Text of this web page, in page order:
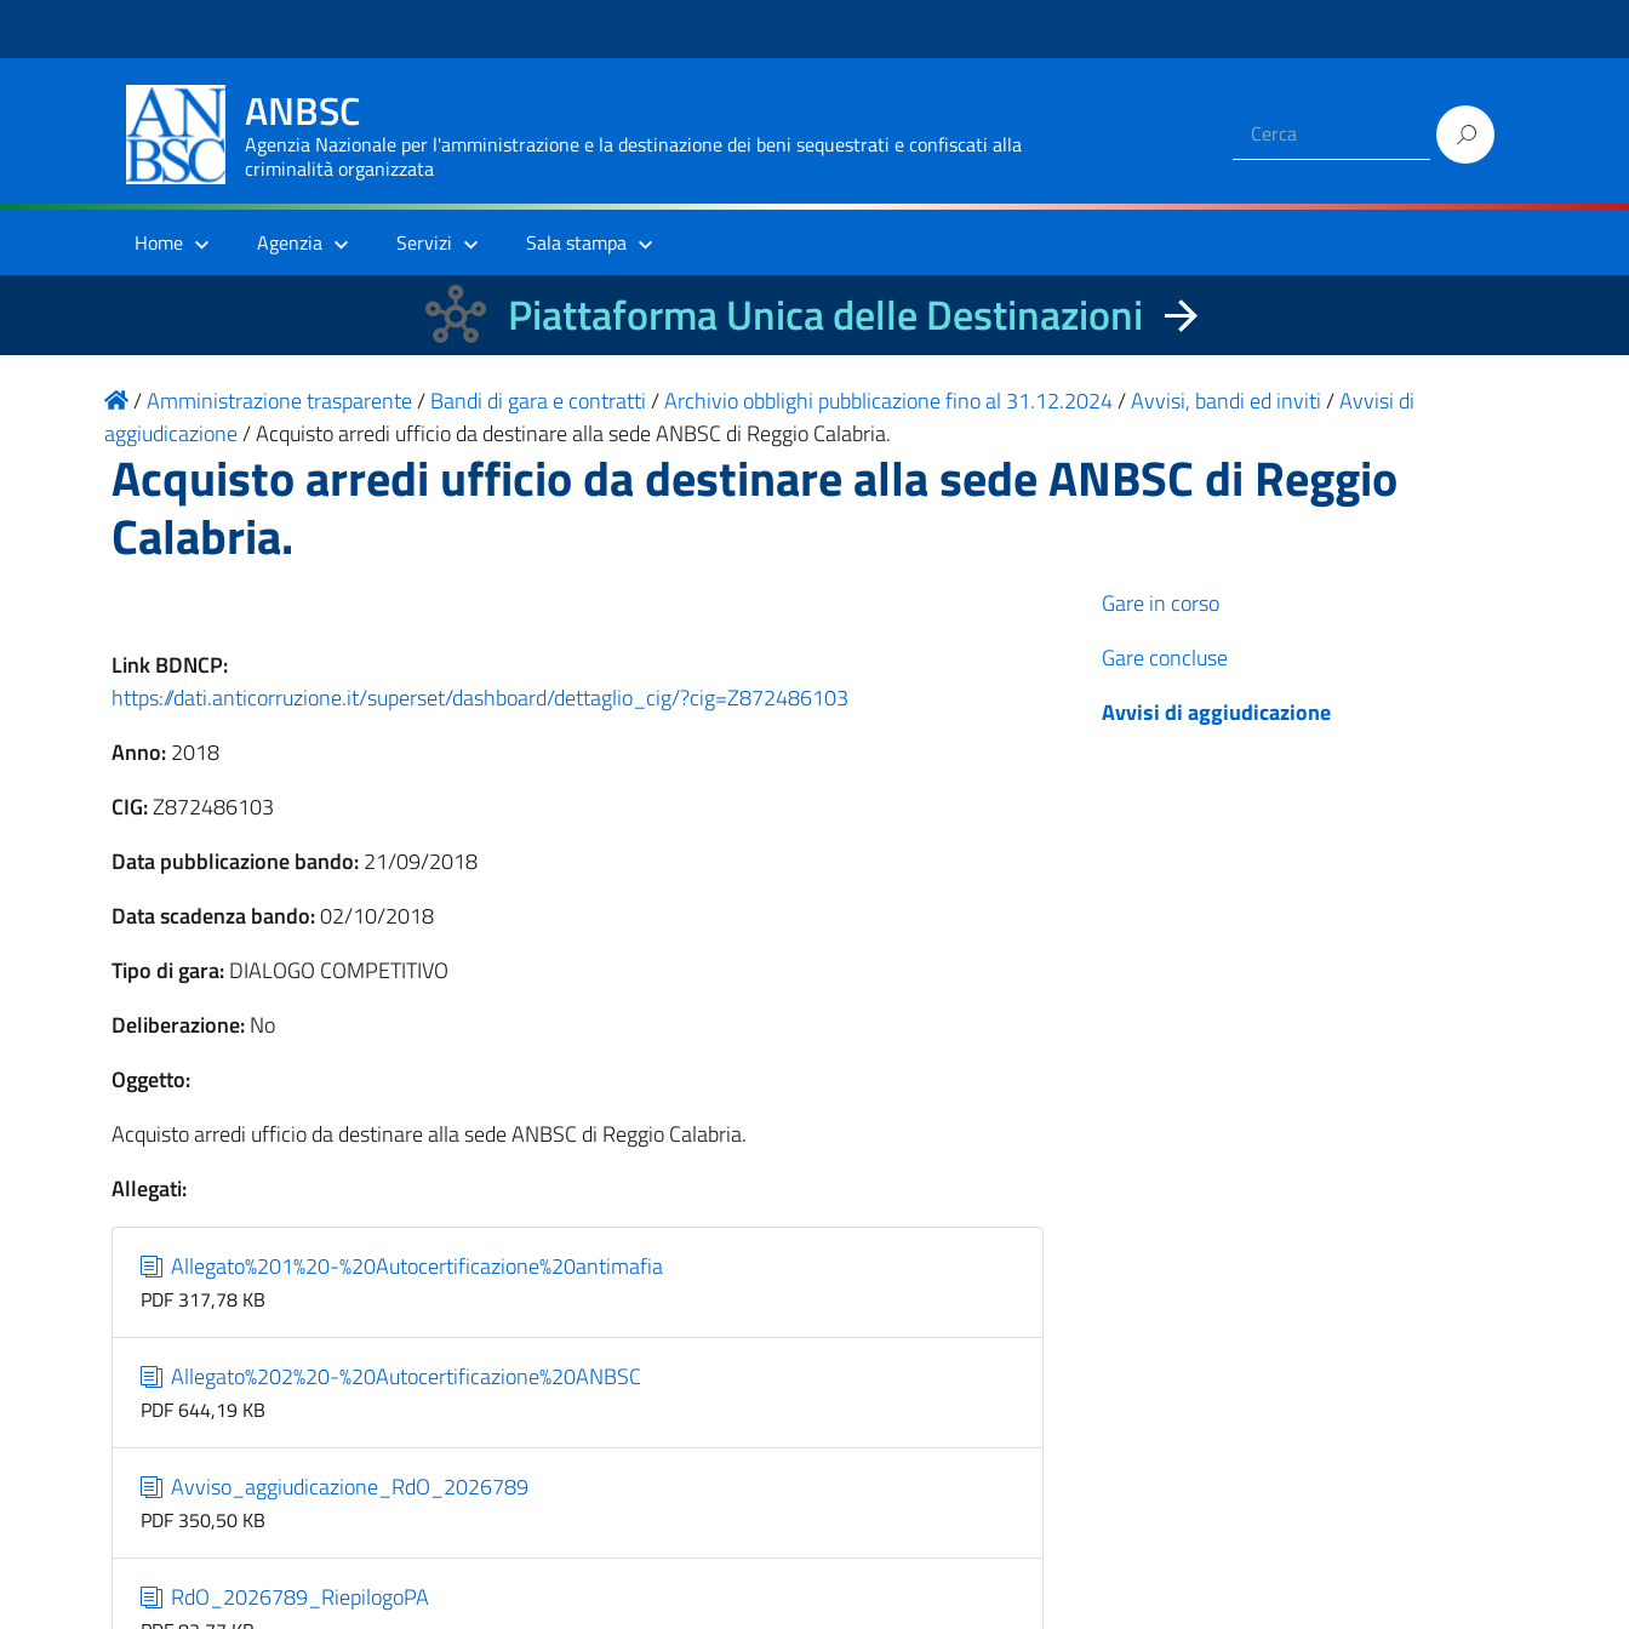
ANBSC
Agenzia Nazionale per l'amministrazione e la destinazione dei beni sequestrati e confiscati alla
criminalità organizzata
Home Agenzia Servizi Sala stampa
Piattaforma Unica delle Destinazioni
/Amministrazione trasparente/Bandi di gara e contratti/Archivio obblighi pubblicazione fino al 31.12.2024/Avvisi, bandi ed inviti/Avvisi di
aggiudicazione/Acquisto arredi ufficio da destinare alla sede ANBSC di Reggio Calabria.
Acquisto arredi ufficio da destinare alla sede ANBSC di Reggio
Calabria.
LinkBDNCP:
https://dati.anticorruzione.it/superset/dashboard/dettaglio_cig/?cig=Z872486103
Anno:2018
CIG:Z872486103
Data pubblicazione bando:21/09/2018
Data scadenza bando:02/10/2018
Tipo di gara:DIALOGO COMPETITIVO
Deliberazione:No
Oggetto:
Acquisto arredi ufficio da destinare alla sede ANBSC di Reggio Calabria.
Allegati:
Allegato%201%20-%20Autocertificazione%20antimafia
PDF 317,78 KB
Allegato%202%20-%20Autocertificazione%20ANBSC
PDF 644,19 KB
Avviso_aggiudicazione_RdO_2026789
PDF 350,50 KB
RdO_2026789_RiepilogoPA
Gare in corso
Gare concluse
Avvisi di aggiudicazione